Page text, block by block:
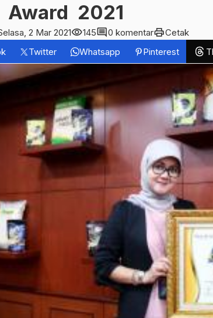
Award 2021
2 Mar 2021visibility145comment0 komentarprintCetak
Twitter Whatsapp Pinterest